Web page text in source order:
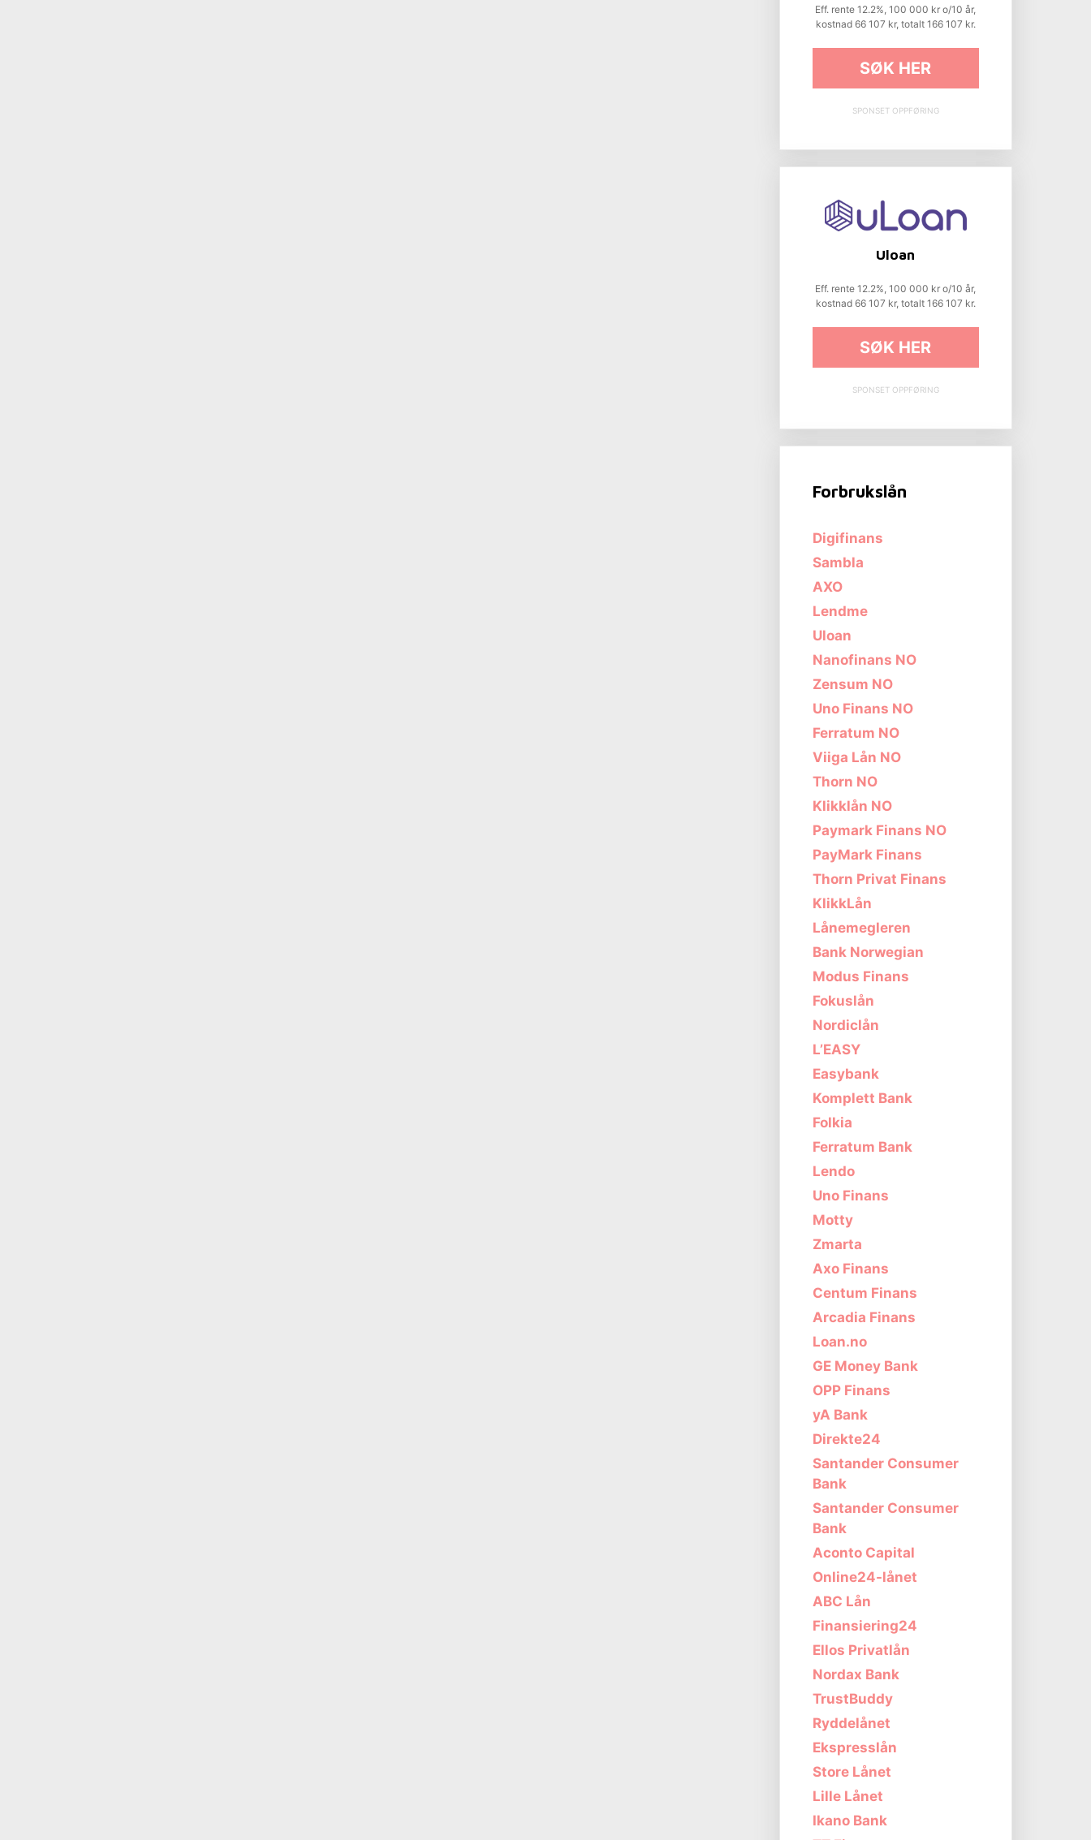
Eff. rente 12.2%, 100 000 kr o/10 år,
kostnad 66 107 kr, totalt 166 107 kr.
SØK HER
SPONSET OPPFØRING
Uloan
Eff. rente 12.2%, 100 000 kr o/10 år,
kostnad 66 107 kr, totalt 166 107 kr.
SØK HER
SPONSET OPPFØRING
Forbrukslån
Digifinans
Sambla
AXO
Lendme
Uloan
Nanofinans NO
Zensum NO
Uno Finans NO
Ferratum NO
Viiga Lån NO
Thorn NO
Klikklån NO
Paymark Finans NO
PayMark Finans
Thorn Privat Finans
KlikkLån
Lånemegleren
Bank Norwegian
Modus Finans
Fokuslån
Nordiclån
L’EASY
Easybank
Komplett Bank
Folkia
Ferratum Bank
Lendo
Uno Finans
Motty
Zmarta
Axo Finans
Centum Finans
Arcadia Finans
Loan.no
GE Money Bank
OPP Finans
yA Bank
Direkte24
Santander Consumer
Bank
Santander Consumer
Bank
Aconto Capital
Online24-lånet
ABC Lån
Finansiering24
Ellos Privatlån
Nordax Bank
TrustBuddy
Ryddelånet
Ekspresslån
Store Lånet
Lille Lånet
Ikano Bank